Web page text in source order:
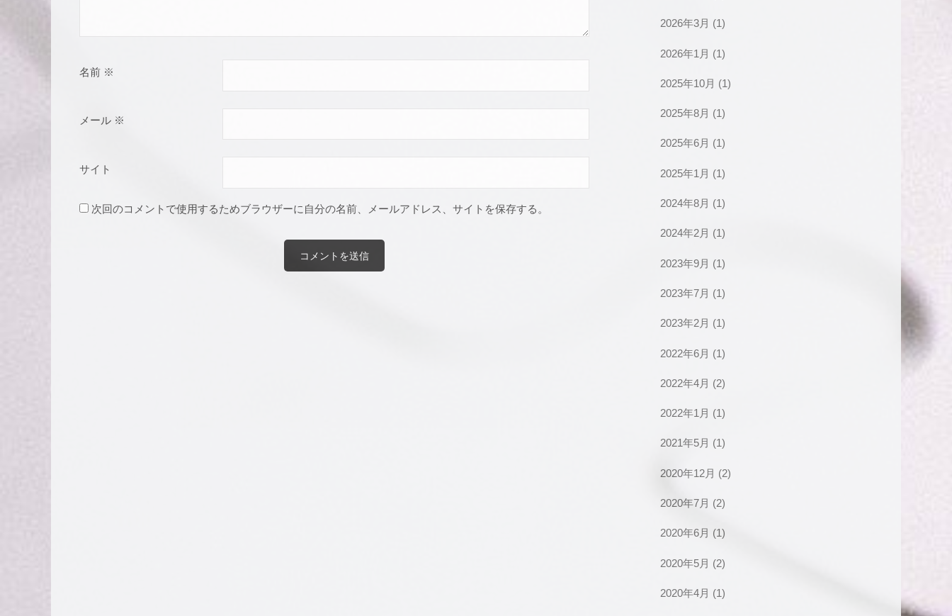
名前 ※
メール ※
サイト
次回のコメントで使用するためブラウザーに自分の名前、メールアドレス、サイトを保存する。
2026年3月 (1)
2026年1月 (1)
2025年10月 (1)
2025年8月 (1)
2025年6月 (1)
2025年1月 (1)
2024年8月 (1)
2024年2月 (1)
2023年9月 (1)
2023年7月 (1)
2023年2月 (1)
2022年6月 (1)
2022年4月 (2)
2022年1月 (1)
2021年5月 (1)
2020年12月 (2)
2020年7月 (2)
2020年6月 (1)
2020年5月 (2)
2020年4月 (1)